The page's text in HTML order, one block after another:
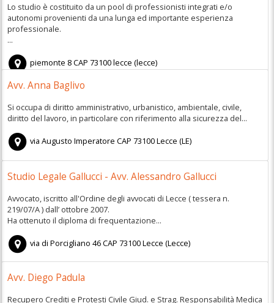
Lo studio è costituito da un pool di professionisti integrati e/o
autonomi provenienti da una lunga ed importante esperienza
professionale.
...
piemonte 8CAP 73100lecce (lecce)
Avv. Anna Baglivo
Si occupa di diritto amministrativo, urbanistico, ambientale, civile,
diritto del lavoro, in particolare con riferimento alla sicurezza del...
via Augusto Imperatore CAP 73100Lecce (LE)
Studio Legale Gallucci - Avv. Alessandro Gallucci
Avvocato, iscritto all'Ordine degli avvocati di Lecce ( tessera n.
219/07/A ) dall’ ottobre 2007.
Ha ottenuto il diploma di frequentazione...
via di Porcigliano 46CAP 73100Lecce (Lecce)
Avv. Diego Padula
Recupero Crediti e Protesti Civile Giud. e Strag. Responsabilità Medica